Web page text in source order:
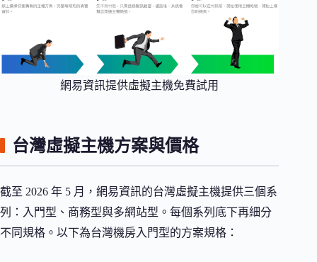
網易資訊提供虛擬主機免費試用
台灣虛擬主機方案與價格
截至 2026 年 5 月，網易資訊的台灣虛擬主機提供三個系
列：入門型、商務型與多網站型。每個系列底下再細分
不同規格。以下為台灣機房入門型的方案規格：